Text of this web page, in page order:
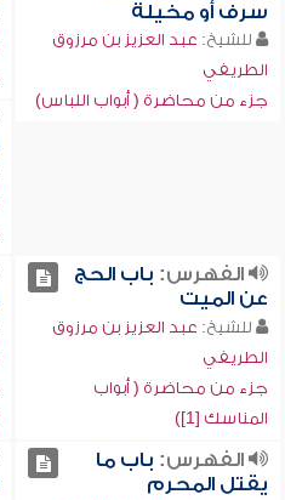
سرف أو مخيلة
للشيخ: عبد العزيز بن مرزوق
الطريفي
جزء من محاضرة ( أبواب اللباس)
الفهرس: باب الحج
عن الميت
للشيخ: عبد العزيز بن مرزوق
الطريفي
جزء من محاضرة ( أبواب
المناسك [1])
الفهرس: باب ما
يقتل المحرم